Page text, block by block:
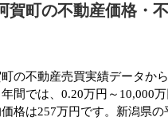
賀町の不動産価格・
の不動産売買実績データか
間では、0.20万円～10,000
格は257万円です。新潟県の